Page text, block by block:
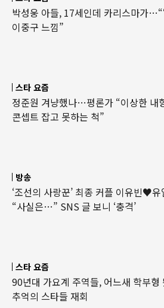
박성웅 아들, 17세인데 카리스마가
이중구 느낌”
스타 요즘
정준원 겨냥했나…평론가 “이상한 내
콘셉트 잡고 못하는 척”
방송
‘조선의 사랑꾼’ 최종 커플 이유빈♥유
“사실은…” SNS 글 보니 ‘충격’
스타 요즘
90년대 가요계 주역들, 어느새 학부
추억의 스타들 재회